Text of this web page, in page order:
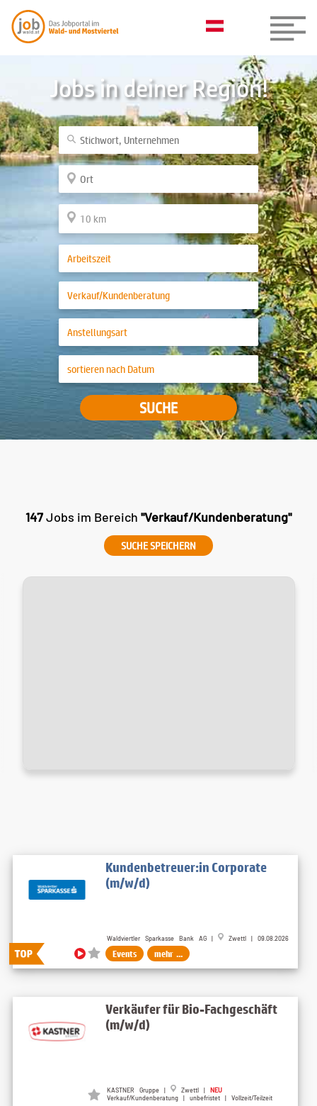
Jobs in deiner Region!
SUCHE
147Jobs im Bereich "Verkauf/Kundenberatung"
SUCHE SPEICHERN
Kundenbetreuer:in Corporate
(m/w/d)
Waldviertler Sparkasse Bank AG | Zwettl | 09.08.2026
Events mehr ...
Verkäufer für Bio-Fachgeschäft
(m/w/d)
KASTNER Gruppe | Zwettl | NEU
Verkauf/Kundenberatung | unbefristet | Vollzeit/Teilzeit